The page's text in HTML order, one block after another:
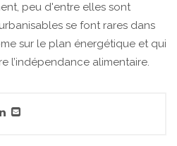
peu d'entre elles sont
se font rares dans
sur le plan énergétique et qui
l’indépendance alimentaire.